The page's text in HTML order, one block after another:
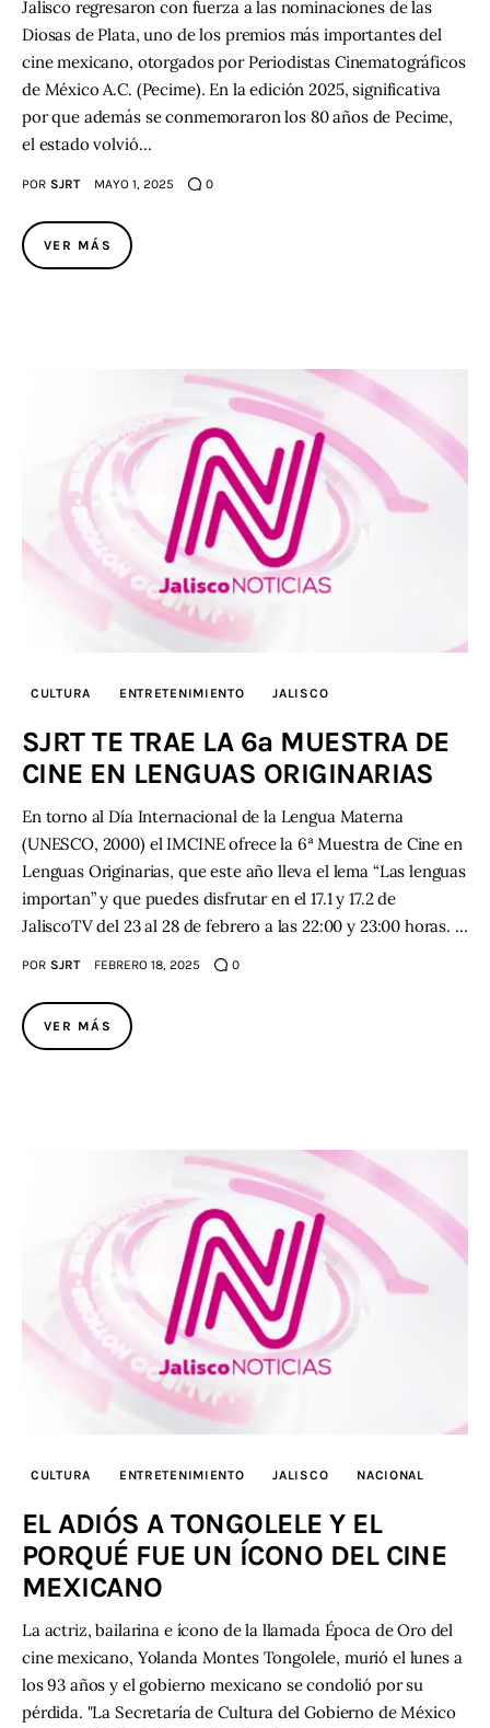
Jalisco regresaron con fuerza a las nominaciones de las
Diosas de Plata, uno de los premios más importantes del
cine mexicano, otorgados por Periodistas Cinematográficos
de México A.C. (Pecime). En la edición 2025, significativa
por que además se conmemoraron los 80 años de Pecime,
el estado volvió…
POR SJRT MAYO 1, 2025 0
VER MÁS
CULTURA ENTRETENIMIENTO JALISCO
SJRT TE TRAE LA 6ª MUESTRA DE
CINE EN LENGUAS ORIGINARIAS
En torno al Día Internacional de la Lengua Materna
(UNESCO, 2000) el IMCINE ofrece la 6ª Muestra de Cine en
Lenguas Originarias, que este año lleva el lema “Las lenguas
importan” y que puedes disfrutar en el 17.1 y 17.2 de
JaliscoTV del 23 al 28 de febrero a las 22:00 y 23:00 horas. …
POR SJRT FEBRERO 18, 2025 0
VER MÁS
CULTURA ENTRETENIMIENTO JALISCO NACIONAL
EL ADIÓS A TONGOLELE Y EL
PORQUÉ FUE UN ÍCONO DEL CINE
MEXICANO
La actriz, bailarina e ícono de la llamada Época de Oro del
cine mexicano, Yolanda Montes Tongolele, murió el lunes a
los 93 años y el gobierno mexicano se condolió por su
pérdida. "La Secretaría de Cultura del Gobierno de México